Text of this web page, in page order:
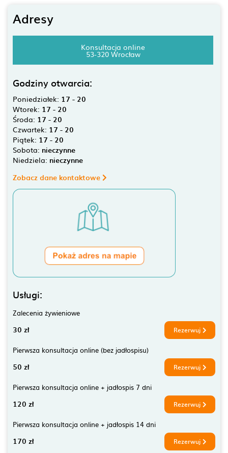
Adresy
Konsultacja online
53-320 Wrocław
Godziny otwarcia:
Poniedziałek: 17 - 20
Wtorek: 17 - 20
Środa: 17 - 20
Czwartek: 17 - 20
Piątek: 17 - 20
Sobota: nieczynne
Niedziela: nieczynne
Zobacz dane kontaktowe
Usługi:
Zalecenia żywieniowe
30 zł Rezerwuj
Pierwsza konsultacja online (bez jadłospisu)
50 zł Rezerwuj
Pierwsza konsultacja online + jadłospis 7 dni
120 zł Rezerwuj
Pierwsza konsultacja online + jadłospis 14 dni
170 zł Rezerwuj